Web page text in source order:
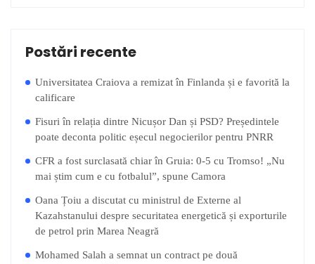
Postări recente
Universitatea Craiova a remizat în Finlanda și e favorită la
calificare
Fisuri în relația dintre Nicușor Dan și PSD? Președintele
poate deconta politic eșecul negocierilor pentru PNRR
CFR a fost surclasată chiar în Gruia: 0-5 cu Tromso! „Nu
mai știm cum e cu fotbalul”, spune Camora
Oana Țoiu a discutat cu ministrul de Externe al
Kazahstanului despre securitatea energetică și exporturile
de petrol prin Marea Neagră
Mohamed Salah a semnat un contract pe două